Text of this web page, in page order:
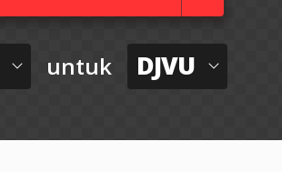
untuk DJVU